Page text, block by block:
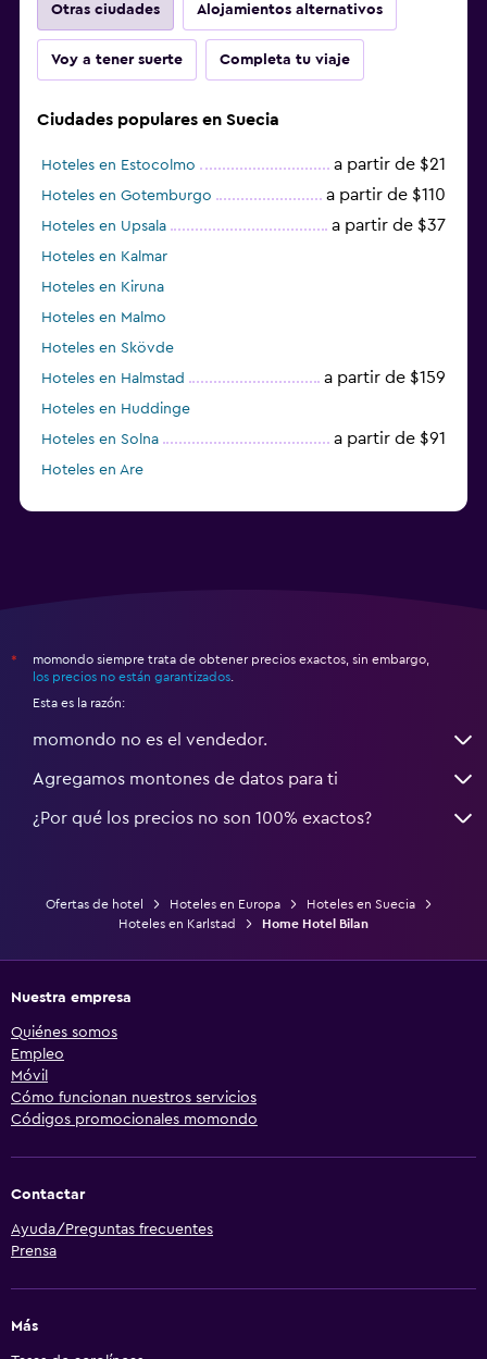
Otras ciudades Alojamientos alternativos
Voy a tener suerte Completa tu viaje
Ciudades populares en Suecia
Hoteles en Estocolmo a partir de $21
Hoteles en Gotemburgo a partir de $110
Hoteles en Upsala a partir de $37
Hoteles en Kalmar
Hoteles en Kiruna
Hoteles en Malmo
Hoteles en Skövde
Hoteles en Halmstad
a partir de $159
Hoteles en Huddinge
Hoteles en Solna
a partir de $91
Hoteles en Are
*
momondo siempre trata de obtener precios exactos, sin embargo,
los precios no están garantizados
Esta es la razón:
momondo no es el vendedor.
Agregamos montones de datos para ti
¿Por qué los precios no son 100% exactos?
Ofertas de hotel Hoteles en Europa
Hoteles en Suecia
Hoteles en Karlstad
Home Hotel Bilan
Nuestra empresa
Quiénes somos
Empleo
Móvil
Cómo funcionan nuestros servicios
Códigos promocionales momondo
Contactar
Ayuda/Preguntas frecuentes
Prensa
Más